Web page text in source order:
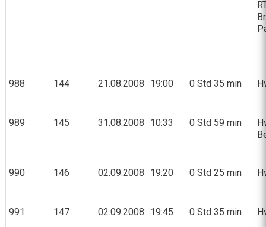
988 144 21.08.2008 19:00 0 Std 35 min
989 145 31.08.2008 10:33 0 Std 59 min
990 146 02.09.2008 19:20 0 Std 25 min
991 147 02.09.2008 19:45 0 Std 35 min